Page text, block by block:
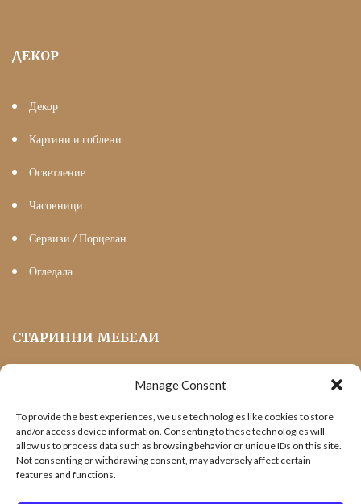
Manage Consent
To provide the best experiences, we use technologies like cookies to store
and/or access device information. Consenting to these technologies will
allow us to process data such as browsing behavior or unique IDs on this site.
Not consenting or withdrawing consent, may adversely affect certain
features and functions.
ДЕКОР
Декор
Картини и гоблени
Осветление
Часовници
Сервизи / Порцелан
Огледала
СТАРИННИ МЕБЕЛИ
Трапезни маси и столове
Шкафове и витрини